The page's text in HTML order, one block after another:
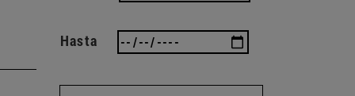
Hasta